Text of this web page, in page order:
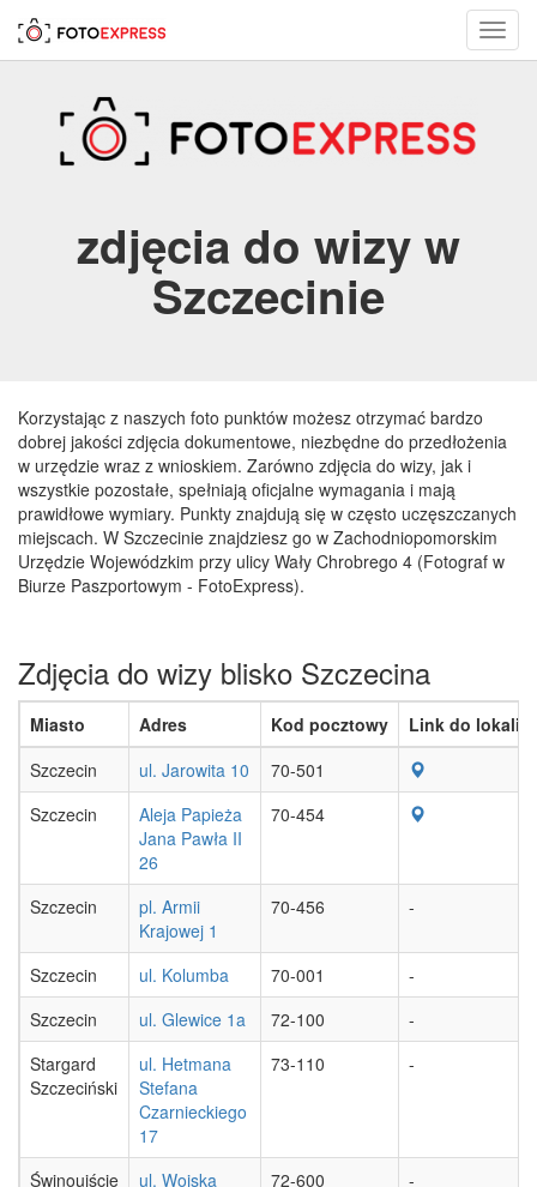
zdjęcia do wizy w
Szczecinie
Korzystając z naszych foto punktów możesz otrzymać bardzo
dobrej jakości zdjęcia dokumentowe, niezbędne do przedłożenia
w urzędzie wraz z wnioskiem. Zarówno zdjęcia do wizy, jak i
wszystkie pozostałe, spełniają oficjalne wymagania i mają
prawidłowe wymiary. Punkty znajdują się w często uczęszczanych
miejscach. W Szczecinie znajdziesz go w Zachodniopomorskim
Urzędzie Wojewódzkim przy ulicy Wały Chrobrego 4 (Fotograf w
Biurze Paszportowym - FotoExpress).
Zdjęcia do wizy blisko Szczecina
Miasto Adres Kod pocztowy
Link do
Szczecin
ul. Jarowita 10
70-501
Szczecin
Aleja Papieża
Jana Pawła II
26
70-454
Szczecin
pl. Armii
Krajowej 1
70-456 -
Szczecin ul. Kolumba 70-001
-
Szczecin
ul. Glewice 1a 72-100
-
Stargard
Szczeciński
ul. Hetmana
Stefana
Czarnieckiego
17
73-110 -
Świnoujście
ul. Wojska
72-600 -